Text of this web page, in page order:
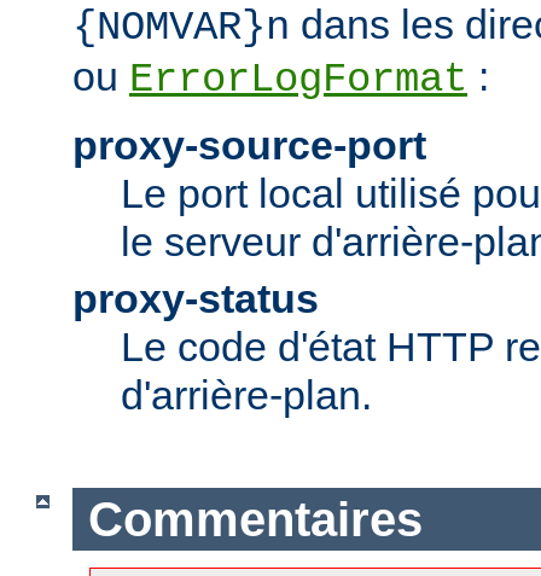
{NOMVAR}n dans les
ou ErrorLogFormat :
proxy-source-port
Le port local utilisé
le serveur d'arrière-
proxy-status
Le code d'état HTTP
d'arrière-plan.
Commentaires